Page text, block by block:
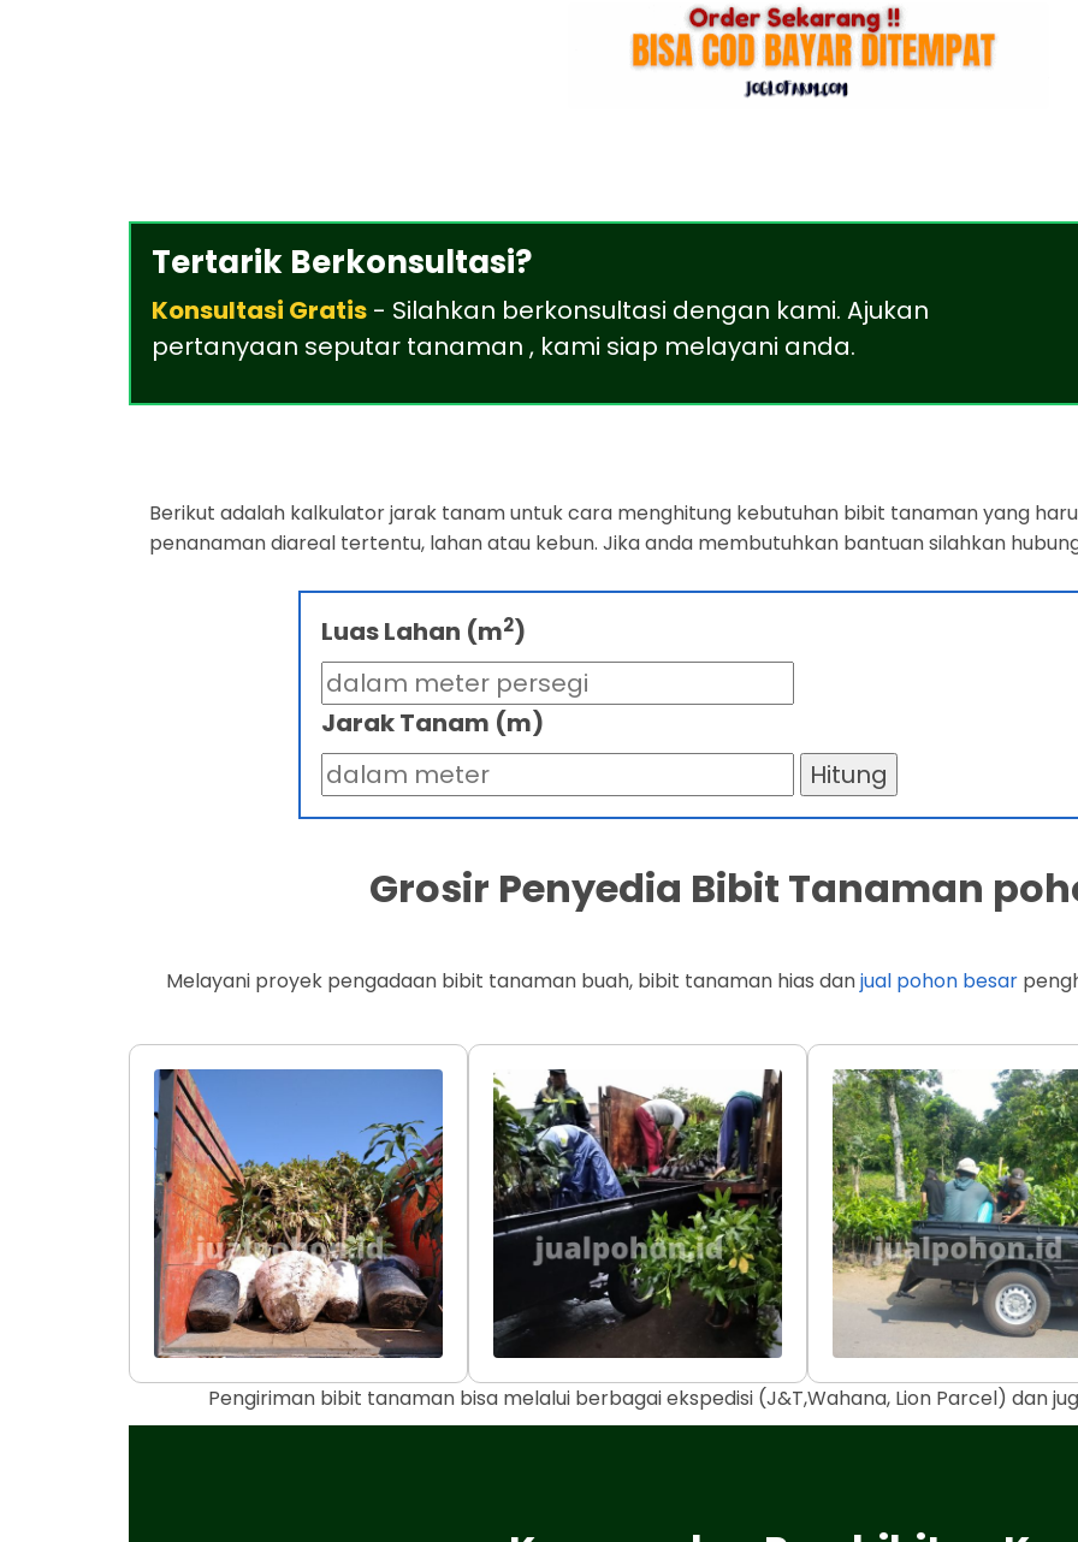
Tertarik Berkonsultasi?
Konsultasi Gratis - Silahkan berkonsultasi dengan kami. Ajukan
pertanyaan seputar tanaman , kami siap melayani anda.
Berikut adalah kalkulator jarak tanam untuk cara menghitung kebutuhan bibit tanaman yang
penanaman diareal tertentu, lahan atau kebun. Jika anda membutuhkan bantuan silahkan
Luas Lahan (m2)
Jarak Tanam (m)
Hitung
Grosir Penyedia Bibit Tanaman
Melayani proyek pengadaan bibit tanaman buah, bibit tanaman hias danjual pohon besar
Pengiriman bibit tanaman bisa melalui berbagai ekspedisi (J&T,Wahana, Lion Parcel) dan